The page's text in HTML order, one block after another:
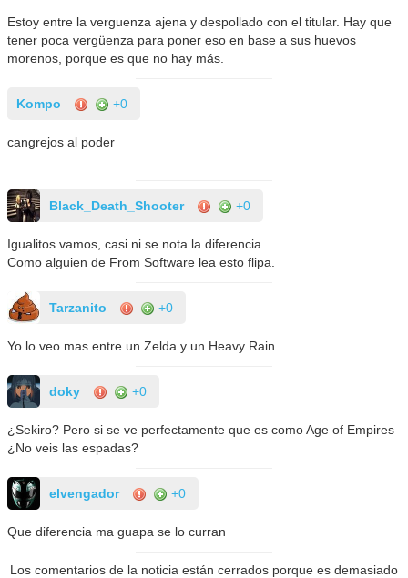
Estoy entre la verguenza ajena y despollado con el titular. Hay que
tener poca vergüenza para poner eso en base a sus huevos
morenos, porque es que no hay más.
Kompo +0
cangrejos al poder
Black_Death_Shooter +0
Igualitos vamos, casi ni se nota la diferencia.
Como alguien de From Software lea esto flipa.
Tarzanito +0
Yo lo veo mas entre un Zelda y un Heavy Rain.
doky +0
¿Sekiro? Pero si se ve perfectamente que es como Age of Empires
¿No veis las espadas?
elvengador +0
Que diferencia ma guapa se lo curran
Los comentarios de la noticia están cerrados porque es demasiado